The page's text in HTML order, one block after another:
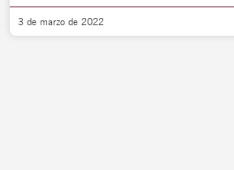
3 de marzo de 2022